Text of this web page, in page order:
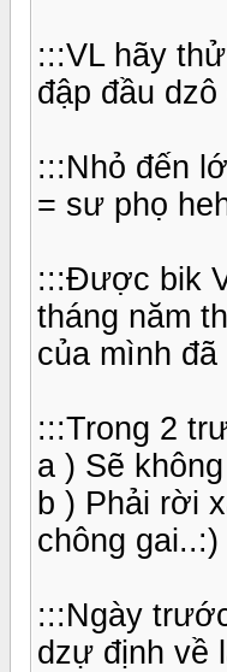
:::VL hãy
đập đầu
:::Nhỏ đến
= sư phọ
:::Được bik
tháng năm
của mình
:::Trong 2
a ) Sẽ
b ) Phải rời
chông gai..:)
:::Ngày
dzự định về